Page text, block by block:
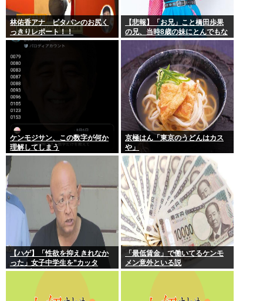
林佑香アナ ピタパンのお尻く
っきりレポート！！
【悲報】「お兄」こと橋田歩果
の兄、当時8歳の妹にとんでもな
いことを頼む
ケンモジサン、この数字が何か
理解してしまう
京極はん「東京のうどんはカス
や」
【ハゲ】「性欲を抑えきれなか
った」女子中学生を”カッタ
ー”で脅し性的暴行か 56歳の男
「最低賃金」で働いてるケンモ
メン意外といる説